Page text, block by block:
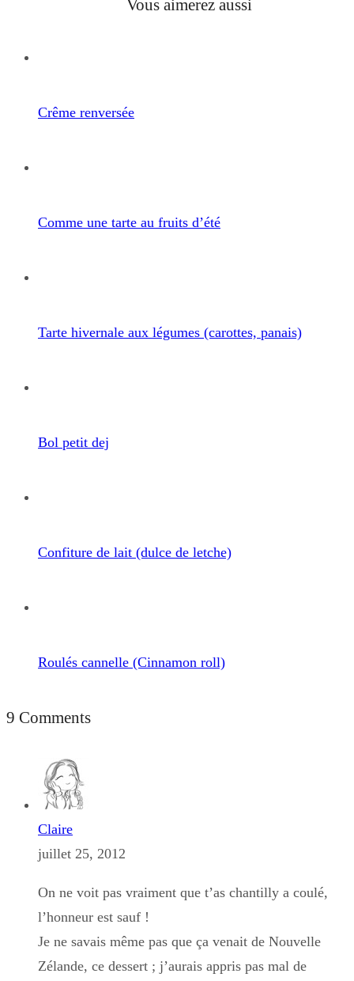
Vous aimerez aussi
Crême renversée
Comme une tarte au fruits d’été
Tarte hivernale aux légumes (carottes, panais)
Bol petit dej
Confiture de lait (dulce de letche)
Roulés cannelle (Cinnamon roll)
9 Comments
Claire
juillet 25, 2012
On ne voit pas vraiment que t’as chantilly a coulé,
l’honneur est sauf !
Je ne savais même pas que ça venait de Nouvelle
Zélande, ce dessert ; j’aurais appris pas mal de